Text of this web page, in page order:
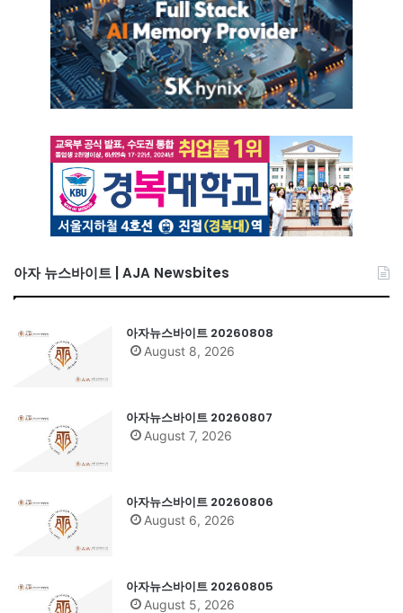
아자 뉴스바이트 | AJA Newsbites
아자뉴스바이트 20260808
August 8, 2026
아자뉴스바이트 20260807
August 7, 2026
아자뉴스바이트 20260806
August 6, 2026
아자뉴스바이트 20260805
August 5, 2026